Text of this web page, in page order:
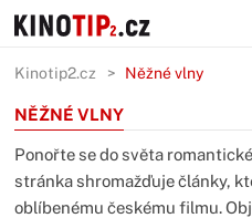
Kinotip2.cz Něžné vlny
NĚŽNÉ VLNY
Ponořte se do světa
stránka shromažďuje články,
oblíbenému českému filmu.